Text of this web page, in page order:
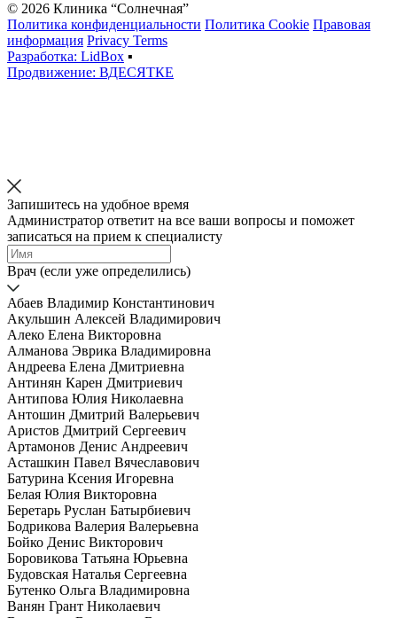
© 2026 Клиника “Солнечная”
Политика конфиденциальности Политика Cookie Правовая
информация Privacy Terms
Разработка: LidBox ▪
Продвижение: ВДЕСЯТКЕ
Запишитесь на удобное время
Администратор ответит на все ваши вопросы и поможет
записаться на прием к специалисту
Врач (если уже определились)
Абаев Владимир Константинович
Акульшин Алексей Владимирович
Алеко Елена Викторовна
Алманова Эврика Владимировна
Андреева Елена Дмитриевна
Антинян Карен Дмитриевич
Антипова Юлия Николаевна
Антошин Дмитрий Валерьевич
Аристов Дмитрий Сергеевич
Артамонов Денис Андреевич
Асташкин Павел Вячеславович
Батурина Ксения Игоревна
Белая Юлия Викторовна
Беретарь Руслан Батырбиевич
Бодрикова Валерия Валерьевна
Бойко Денис Викторович
Боровикова Татьяна Юрьевна
Будовская Наталья Сергеевна
Бутенко Ольга Владимировна
Ванян Грант Николаевич